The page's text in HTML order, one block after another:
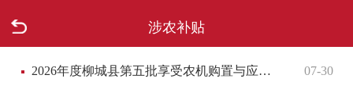
涉农补贴
走进柳城 2026年度柳城县第五批享受农机购置与应用补贴的购机者信息表 07-30